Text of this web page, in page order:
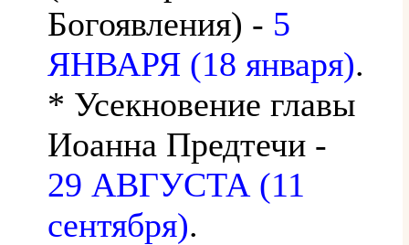
Богоявления) - 5
ЯНВАРЯ (18 января).
* Усекновение главы
Иоанна Предтечи -
29 АВГУСТА (11
сентября).